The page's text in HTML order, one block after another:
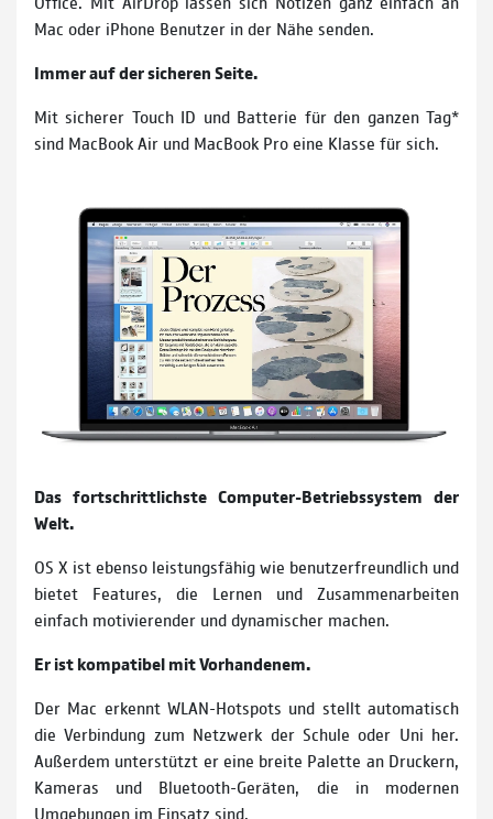
Mac oder iPhone Benutzer in der Nähe senden.
Immer auf der sicheren Seite.
Mit sicherer Touch ID und Batterie für den ganzen Tag*
sind MacBook Air und MacBook Pro eine Klasse für sich.
Das fortschrittlichste Computer-Betriebssystem der
Welt.
OS X ist ebenso leistungsfähig wie benutzerfreundlich und
bietet Features, die Lernen und Zusammenarbeiten
einfach motivierender und dynamischer machen.
Er ist kompatibel mit Vorhandenem.
Der Mac erkennt WLAN-Hotspots und stellt automatisch
die Verbindung zum Netzwerk der Schule oder Uni her.
Außerdem unterstützt er eine breite Palette an Druckern,
Kameras und Bluetooth-Geräten, die in modernen
Umgebungen im Einsatz sind.